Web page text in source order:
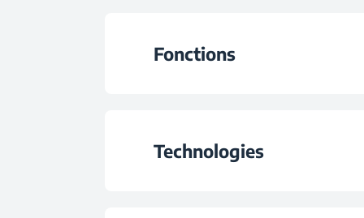
Fonctions
Technologies